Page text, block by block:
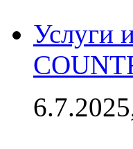
Услуги